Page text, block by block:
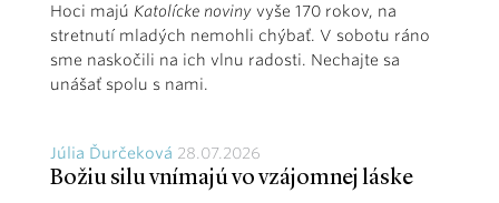
Hoci majú Katolícke noviny vyše 170 rokov, na
stretnutí mladých nemohli chýbať. V sobotu ráno
sme naskočili na ich vlnu radosti. Nechajte sa
unášať spolu s nami.
Júlia Ďurčeková 28.07.2026
Božiu silu vnímajú vo vzájomnej láske